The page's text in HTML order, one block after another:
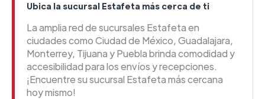
Ubica la sucursal Estafeta más cerca de ti
La amplia red de sucursales Estafeta en
ciudades como Ciudad de México, Guadalajara,
Monterrey, Tijuana y Puebla brinda comodidad y
accesibilidad para los envíos y recepciones.
¡Encuentre su sucursal Estafeta más cercana
hoy mismo!